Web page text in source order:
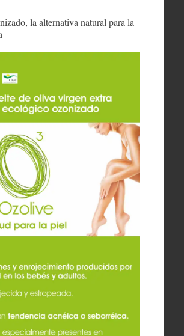
la alternativa natural para la